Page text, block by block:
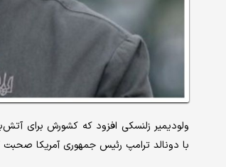
با دونالد ترامپ رئیس جمهوری آمریکا